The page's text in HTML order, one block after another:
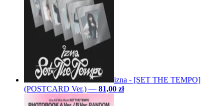
izna - [SET THE TEMPO]
(POSTCARD Ver.) — 81,00 zł